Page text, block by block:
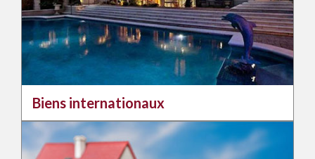
Biens internationaux